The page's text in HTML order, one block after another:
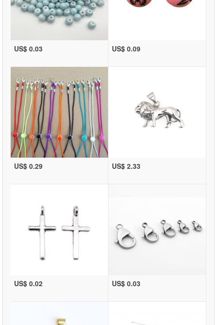
US$ 0.03 US$ 0.09
US$ 0.29 US$ 2.33
US$ 0.02 US$ 0.03